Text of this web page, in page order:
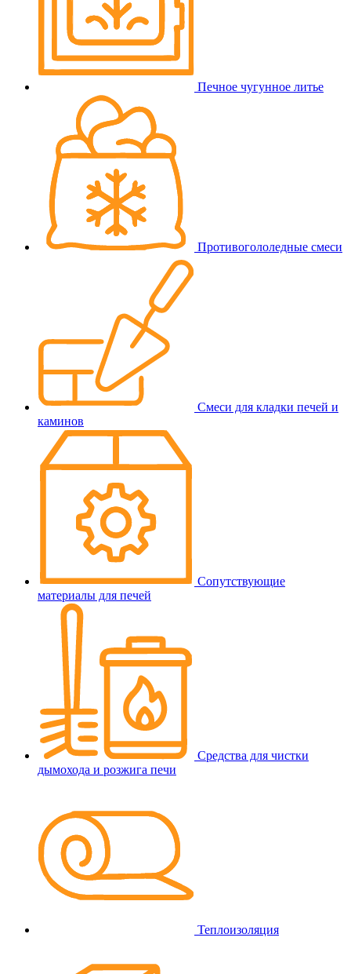
Печное чугунное литье
Противогололедные смеси
Смеси для кладки печей и
каминов
Сопутствующие
материалы для печей
Средства для чистки
дымохода и розжига печи
Теплоизоляция